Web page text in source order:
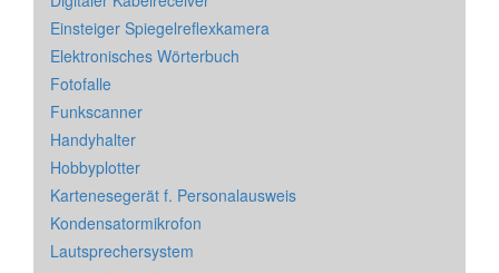
Einsteiger Spiegelreflexkamera
Elektronisches Wörterbuch
Fotofalle
Funkscanner
Handyhalter
Hobbyplotter
Kartenesegerät f. Personalausweis
Kondensatormikrofon
Lautsprechersystem